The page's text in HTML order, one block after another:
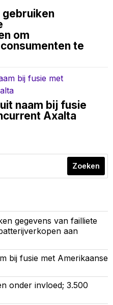
gebruiken
om
te
naam bij fusie
Axalta
Zoeken
gegevens van failliete
aan
bij fusie met Amerikaanse
onder invloed; 3.500